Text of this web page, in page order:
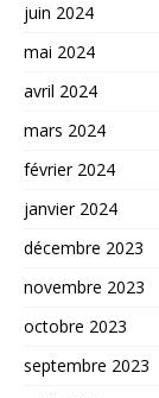
juin 2024
mai 2024
avril 2024
mars 2024
février 2024
janvier 2024
décembre 2023
novembre 2023
octobre 2023
septembre 2023